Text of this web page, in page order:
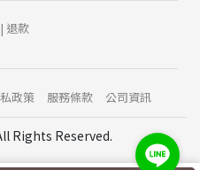
退款
政策 服務條款 公司資訊
Rights Reserved.